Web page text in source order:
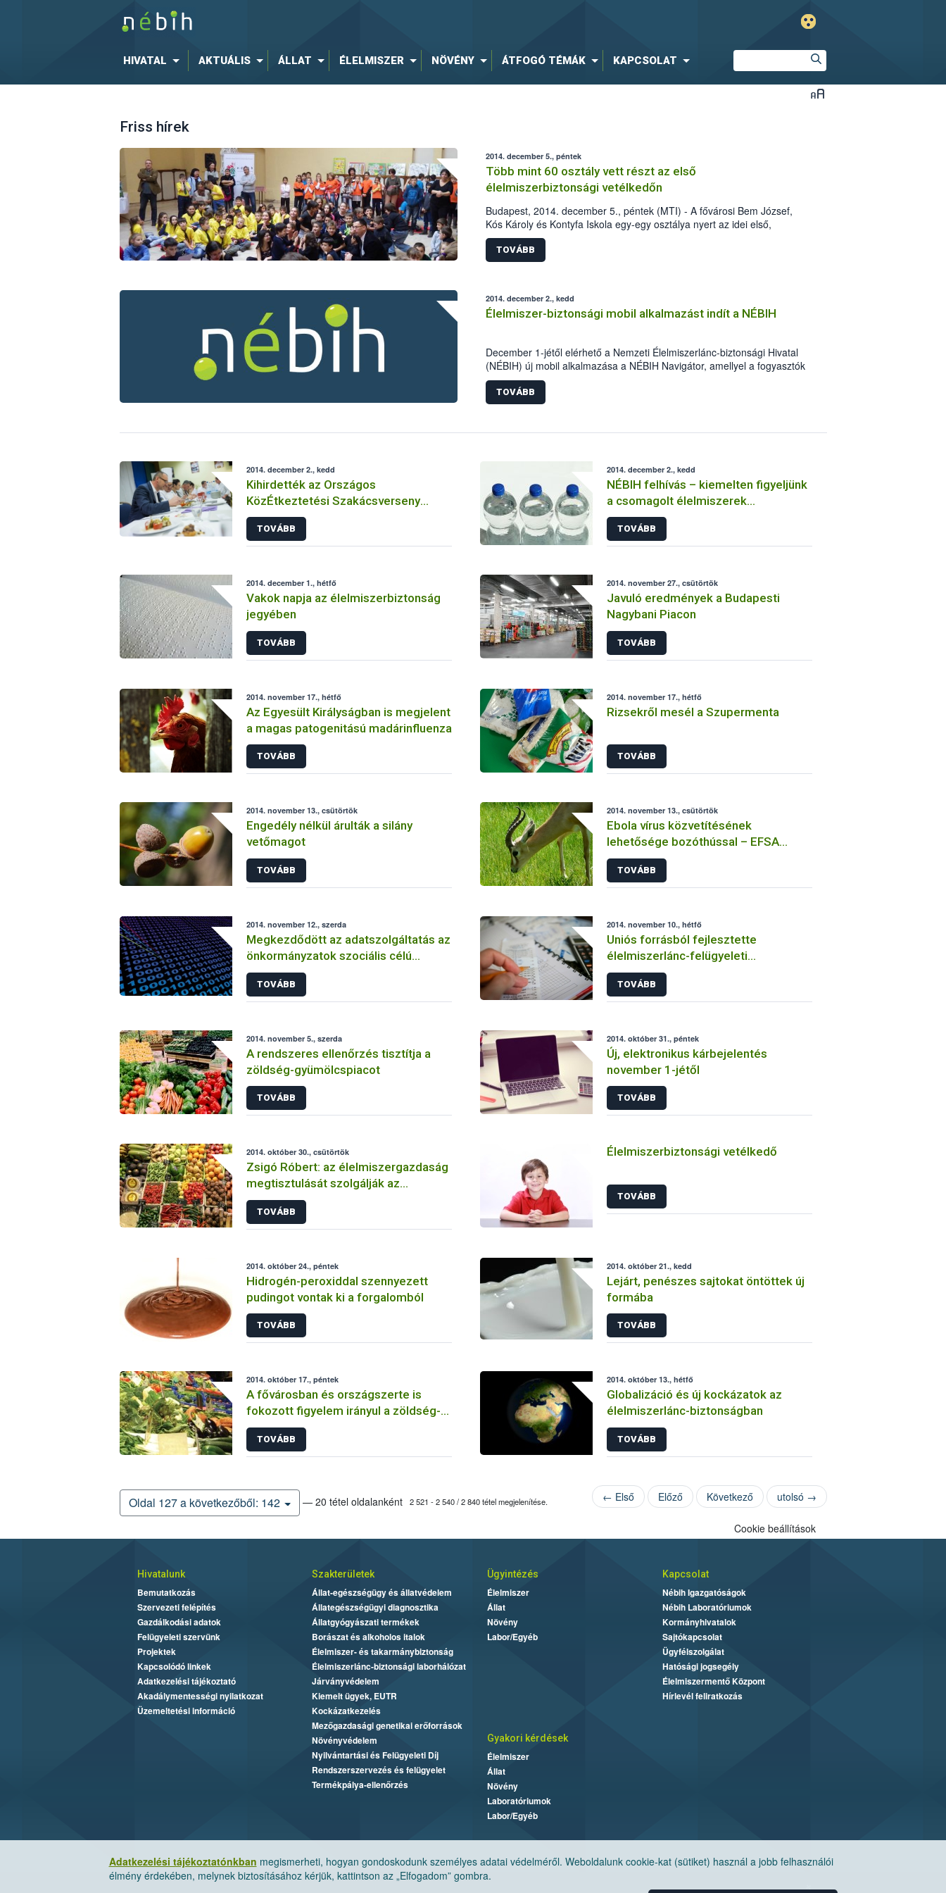
HIVATAL AKTUÁLIS ÁLLAT ÉLELMISZER NÖVÉNY ÁTFOGÓ TÉMÁK KAPCSOLAT
Friss hírek
2014. december 5., péntek
Több mint 60 osztály vett részt az első
élelmiszerbiztonsági vetélkedőn
Budapest, 2014. december 5., péntek (MTI) - A fővárosi Bem József,
Kós Károly és Kontyfa Iskola egy-egy osztálya nyert az idei első,
iskolásoknak szervezett élelmiszerbiztonsági versenyen, amelyen 37
település 64 osztálya indult.
TOVÁBB
2014. december 2., kedd
Élelmiszer-biztonsági mobil alkalmazást indít a NÉBIH
December 1-jétől elérhető a Nemzeti Élelmiszerlánc-biztonsági Hivatal
(NÉBIH) új mobil alkalmazása a NÉBIH Navigátor, amellyel a fogyasztók
hatékonyan segíthetik az élelmiszerbiztonsági problémák felderítését.
TOVÁBB
2014. december 2., kedd
Kihirdették az Országos
KözÉtkeztetési Szakácsverseny
győzteseit
TOVÁBB
2014. december 2., kedd
NÉBIH felhívás – kiemelten figyeljünk
a csomagolt élelmiszerek
sértetlenségére
TOVÁBB
2014. december 1., hétfő
Vakok napja az élelmiszerbiztonság
jegyében
TOVÁBB
2014. november 27., csütörtök
Javuló eredmények a Budapesti
Nagybani Piacon
TOVÁBB
2014. november 17., hétfő
Az Egyesült Királyságban is megjelent
a magas patogenitású madárinfluenza
TOVÁBB
2014. november 17., hétfő
Rizsekről mesél a Szupermenta
TOVÁBB
2014. november 13., csütörtök
Engedély nélkül árulták a silány
vetőmagot
TOVÁBB
2014. november 13., csütörtök
Ebola vírus közvetítésének
lehetősége bozóthússal – EFSA
vélemény
TOVÁBB
2014. november 12., szerda
Megkezdődött az adatszolgáltatás az
önkormányzatok szociális célú
tüzelőanyag vásárlásához
TOVÁBB
2014. november 10., hétfő
Uniós forrásból fejlesztette
élelmiszerlánc-felügyeleti
információs rendszerét a NÉBIH
TOVÁBB
2014. november 5., szerda
A rendszeres ellenőrzés tisztítja a
zöldség-gyümölcspiacot
TOVÁBB
2014. október 31., péntek
Új, elektronikus kárbejelentés
november 1-jétől
TOVÁBB
2014. október 30., csütörtök
Zsigó Róbert: az élelmiszergazdaság
megtisztulását szolgálják az
ellenőrzések
TOVÁBB
Élelmiszerbiztonsági vetélkedő
TOVÁBB
2014. október 24., péntek
Hidrogén-peroxiddal szennyezett
pudingot vontak ki a forgalomból
TOVÁBB
2014. október 21., kedd
Lejárt, penészes sajtokat öntöttek új
formába
TOVÁBB
2014. október 17., péntek
A fővárosban és országszerte is
fokozott figyelem irányul a zöldség-
és gyümölcskereskedőkre
TOVÁBB
2014. október 13., hétfő
Globalizáció és új kockázatok az
élelmiszerlánc-biztonságban
TOVÁBB
Oldal 127 a következőből: 142 — 20 tétel oldalanként 2 521 - 2 540 / 2 840 tétel megjelenítése. ← Első Előző Következő utolsó →
Adatkezelési tájékoztatónkban megismerheti, hogyan gondoskodunk személyes adatai védelméről. Weboldalunk cookie-kat (sütiket) használ a jobb felhasználói
élmény érdekében, melynek biztosításához kérjük, kattintson az „Elfogadom” gombra.
Cookie beállítások
Hivatalunk
Bemutatkozás
Szervezeti felépítés
Gazdálkodási adatok
Felügyeleti szervünk
Projektek
Kapcsolódó linkek
Adatkezelési tájékoztató
Akadálymentességi nyilatkozat
Üzemeltetési információ
Szakterületek
Állat-egészségügy és állatvédelem
Állategészségügyi diagnosztika
Állatgyógyászati termékek
Borászat és alkoholos italok
Élelmiszer- és takarmánybiztonság
Élelmiszerlánc-biztonsági laborhálózat
Járványvédelem
Kiemelt ügyek, EUTR
Kockázatkezelés
Mezőgazdasági genetikai erőforrások
Növényvédelem
Nyilvántartási és Felügyeleti Díj
Rendszerszervezés és felügyelet
Termékpálya-ellenőrzés
Ügyintézés
Élelmiszer
Állat
Növény
Labor/Egyéb
Kapcsolat
Nébih Igazgatóságok
Nébih Laboratóriumok
Kormányhivatalok
Sajtókapcsolat
Ügyfélszolgálat
Hatósági jogsegély
Élelmiszermentő Központ
Hírlevél feliratkozás
Gyakori kérdések
Élelmiszer
Állat
Növény
Laboratóriumok
Labor/Egyéb